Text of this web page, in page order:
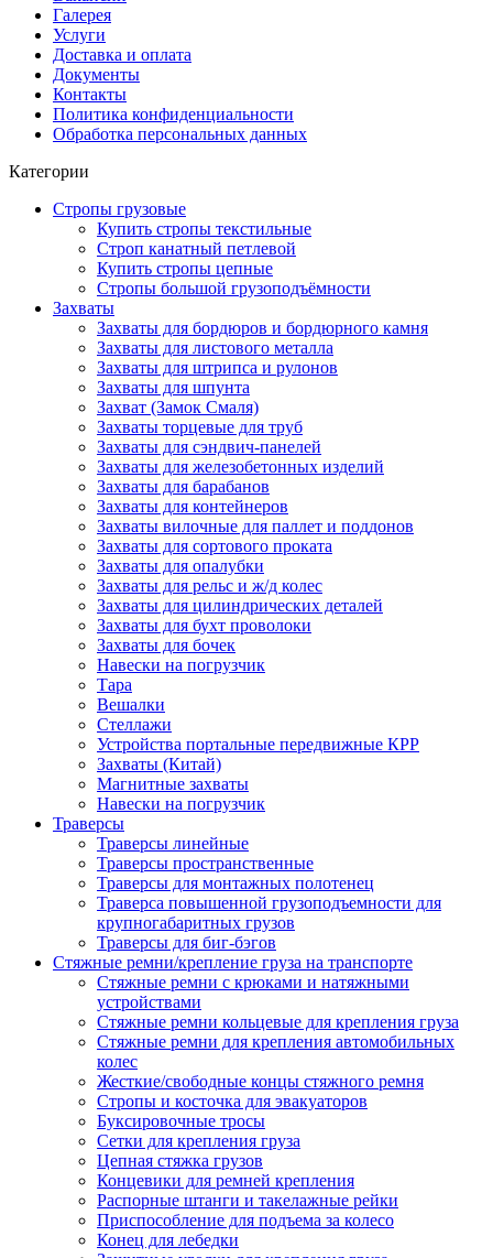
Галерея
Услуги
Доставка и оплата
Документы
Контакты
Политика конфиденциальности
Обработка персональных данных
Категории
Стропы грузовые
Купить стропы текстильные
Строп канатный петлевой
Купить стропы цепные
Стропы большой грузоподъёмности
Захваты
Захваты для бордюров и бордюрного камня
Захваты для листового металла
Захваты для штрипса и рулонов
Захваты для шпунта
Захват (Замок Смаля)
Захваты торцевые для труб
Захваты для сэндвич-панелей
Захваты для железобетонных изделий
Захваты для барабанов
Захваты для контейнеров
Захваты вилочные для паллет и поддонов
Захваты для сортового проката
Захваты для опалубки
Захваты для рельс и ж/д колес
Захваты для цилиндрических деталей
Захваты для бухт проволоки
Захваты для бочек
Навески на погрузчик
Тара
Вешалки
Стеллажи
Устройства портальные передвижные КРР
Захваты (Китай)
Магнитные захваты
Навески на погрузчик
Траверсы
Траверсы линейные
Траверсы пространственные
Траверсы для монтажных полотенец
Траверса повышенной грузоподъемности для
крупногабаритных грузов
Траверсы для биг-бэгов
Стяжные ремни/крепление груза на транспорте
Стяжные ремни с крюками и натяжными
устройствами
Стяжные ремни кольцевые для крепления груза
Стяжные ремни для крепления автомобильных
колес
Жесткие/свободные концы стяжного ремня
Стропы и косточка для эвакуаторов
Буксировочные тросы
Сетки для крепления груза
Цепная стяжка грузов
Концевики для ремней крепления
Распорные штанги и такелажные рейки
Приспособление для подъема за колесо
Конец для лебедки